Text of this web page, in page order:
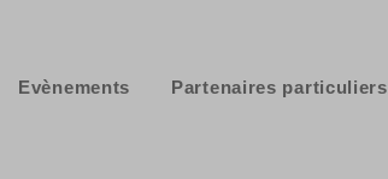
Evènements Partenaires particuliers